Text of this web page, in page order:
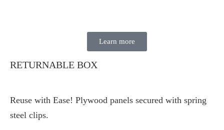
RETURNABLE BOX
Reuse with Ease! Plywood panels secured with spring
steel clips.
Learn more